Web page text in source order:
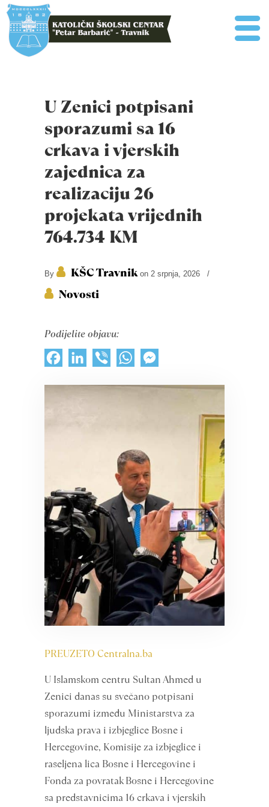
U Zenici potpisani
sporazumi sa 16
crkava i vjerskih
zajednica za
realizaciju 26
projekata vrijednih
764.734 KM
By KŠC Travnikon 2 srpnja, 2026 /
Novosti
Podijelite objavu:
FacebookLinkedInViber WhatsApp
PREUZETO Centralna.ba
U Islamskom centru Sultan Ahmed u
Zenici danas su svečano potpisani
sporazumi između Ministarstva za
ljudska prava i izbjeglice Bosne i
Hercegovine, Komisije za izbjeglice i
raseljena lica Bosne i Hercegovine i
Fonda za povratak Bosne i Hercegovine
sa predstavnicima 16 crkava i vjerskih